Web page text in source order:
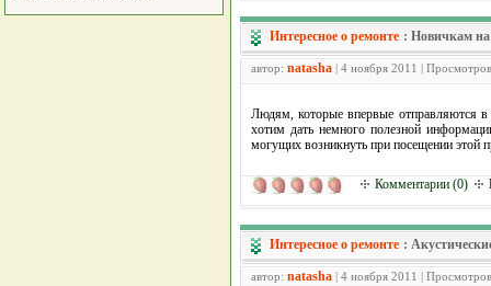
Интересное о ремонте : Новичкам на
автор: natasha | 4 ноября 2011 |
Людям, которые впервые отправляются
хотим дать немного полезной
могущих возникнуть при посещении этой
Комментарии (0)
Интересное о ремонте :
автор: natasha | 4 ноября 2011 |